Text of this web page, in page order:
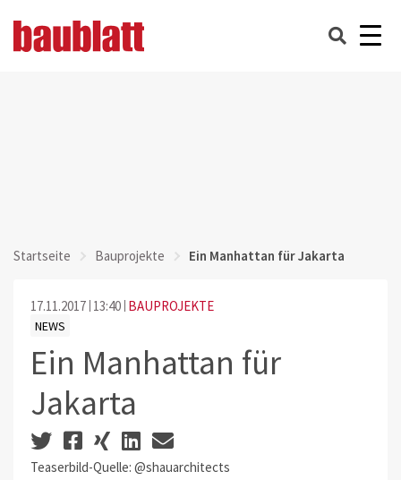
Startseite Bauprojekte Ein Manhattan für Jakarta
17.11.2017 13:40 BAUPROJEKTE
NEWS
Ein Manhattan für
Jakarta
Teaserbild-Quelle: @shauarchitects